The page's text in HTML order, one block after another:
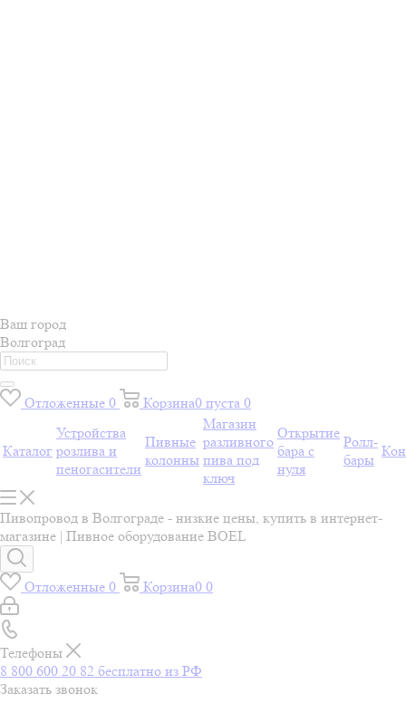
Ваш город
Волгоград
Отложенные 0 Корзина0 пуста 0
Каталог
Устройства
розлива и
пеногасители
Пивные
колонны
Магазин
разливного
пива под
ключ
Открытие
бара с
нуля
Ролл-
бары
Пивопровод в Волгограде - низкие цены, купить в интернет-
магазине | Пивное оборудование BOEL
Отложенные 0 Корзина0 0
Телефоны
8 800 600 20 82 бесплатно из РФ
Заказать звонок